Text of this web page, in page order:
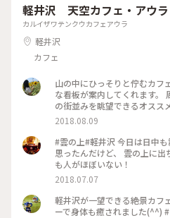
時間
軽井沢 天空カフェ・アウラ
カルイザワテンクウカフェアウラ
軽井沢
カフェ
山の中にひっそりと佇むカフ
な看板が案内してくれます。
の街並みを眺望できるオスス
寝転びながらゆったりできる
ブル席、ペットをお連れの方
す。 賑やかな街を離れてゆっ
フェです。
2018.08.09
#雲の上#軽井沢 今日は日中
思ったんだけど、 雲の上に出ちゃいまし
も人がほぼいない！
2018.07.07
軽井沢が一望できる絶景カフ
ーで身体も癒されました(^^)